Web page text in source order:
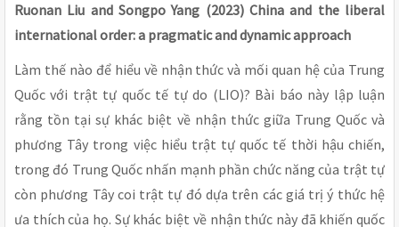
Ruonan Liu and Songpo Yang (2023) China and the liberal
international order: a pragmatic and dynamic approach
Làm thế nào để hiểu về nhận thức và mối quan hệ của Trung
Quốc với trật tự quốc tế tự do (LIO)? Bài báo này lập luận
rằng tồn tại sự khác biệt về nhận thức giữa Trung Quốc và
phương Tây trong việc hiểu trật tự quốc tế thời hậu chiến,
trong đó Trung Quốc nhấn mạnh phần chức năng của trật tự
còn phương Tây coi trật tự đó dựa trên các giá trị ý thức hệ
ưa thích của họ. Sự khác biệt về nhận thức này đã khiến quốc